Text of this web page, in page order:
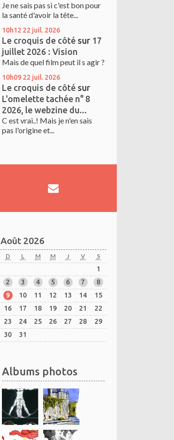
Je ne sais pas si c'est bon pour
la santé d'avoir la tête...
10h12 22 juil. 2026
Le croquis de côté sur 17
juillet 2026 : Vision
Mais de quel film peut il s agir ?
10h09 22 juil. 2026
Le croquis de côté sur
L'omelette tachée n° 8
2026, le webzine du...
C est vrai..! Mais je n'en sais
pas l'origine et...
Août 2026
D L M M J V S
1
2
3 4 5 6 7
8
9
10 11 12 13 14
15
16
17 18 19 20 21
22
23
24 25 26 27 28
29
30
31
Albums photos